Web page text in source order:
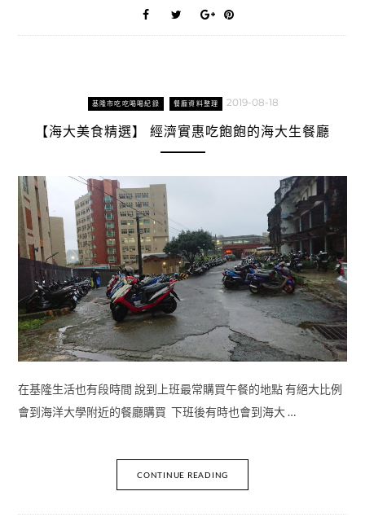
基隆市吃吃喝喝紀錄 餐廳資料整理 2019-08-18
【海大美食精選】 經濟實惠吃飽飽的海大生餐廳
在基隆生活也有段時間 說到上班最常購買午餐的地點 有絕大比例
會到海洋大學附近的餐廳購買 下班後有時也會到海大 …
CONTINUE READING